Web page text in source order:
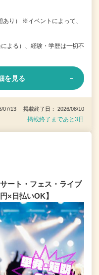
り） ※イベントによって、
よる）、経験・学歴は一切不
を見る
07/13 掲載終了日： 2026/08/10
掲載終了まであと3日
ート・フェス・ライブ
×日払いOK】